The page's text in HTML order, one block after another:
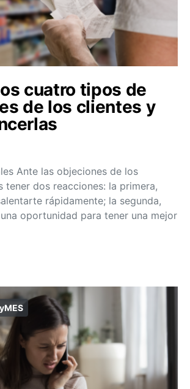
cuatro tipos de
de los clientes y
Ante las objeciones de los
tener dos reacciones: la primera,
rápidamente; la segunda,
oportunidad para tener una mejor